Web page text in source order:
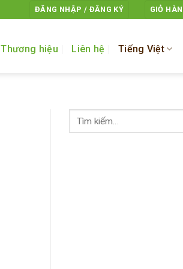
ĐĂNG NHẬP / ĐĂNG KÝ GIỎ
Thương hiệu Liên hệ Tiếng Việt